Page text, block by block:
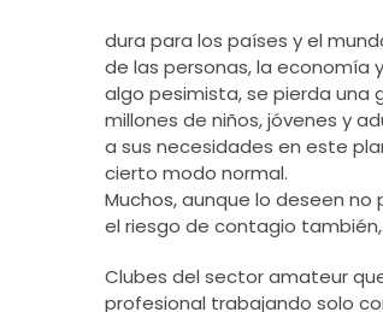
dura para los países y el
de las personas, la economía
algo pesimista, se pierda una
millones de niños, jóvenes y
a sus necesidades en este
cierto modo normal.
Muchos, aunque lo deseen
el riesgo de contagio
Clubes del sector amateur
profesional trabajando solo